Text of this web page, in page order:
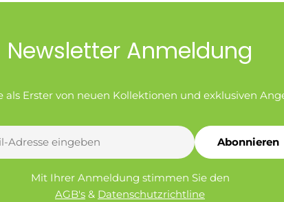
Newsletter Anmeldung
als Erster von neuen Kollektionen und exklusiven
Abonnieren
Mit Ihrer Anmeldung stimmen Sie den
AGB's & Datenschutzrichtline